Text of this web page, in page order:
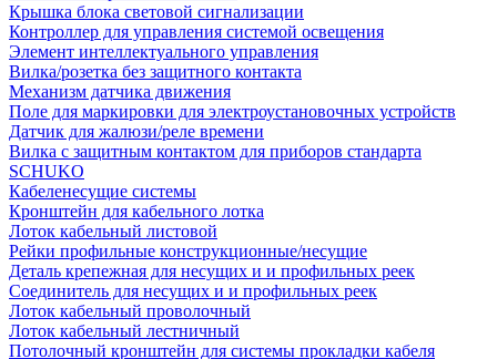
Крышка блока световой сигнализации
Контроллер для управления системой освещения
Элемент интеллектуального управления
Вилка/розетка без защитного контакта
Механизм датчика движения
Поле для маркировки для электроустановочных устройств
Датчик для жалюзи/реле времени
Вилка с защитным контактом для приборов стандарта
SCHUKO
Кабеленесущие системы
Кронштейн для кабельного лотка
Лоток кабельный листовой
Рейки профильные конструкционные/несущие
Деталь крепежная для несущих и и профильных реек
Соединитель для несущих и и профильных реек
Лоток кабельный проволочный
Лоток кабельный лестничный
Потолочный кронштейн для системы прокладки кабеля